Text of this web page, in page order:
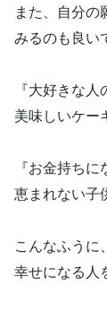
また、自分の
みるのも良い
『大好きな人
美味しいケー
『お金持ちに
恵まれない子
こんなふうに
幸せになる人